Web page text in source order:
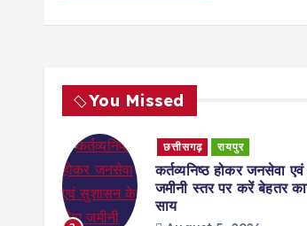
You Missed
छत्तीसगढ़ रायपुर
कर्तव्यनिष्ठ होकर जनसेवा
जमीनी स्तर पर करें बेहतर
साय